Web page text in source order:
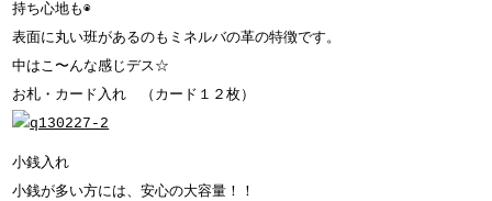
持ち心地も◉
表面に丸い班があるのもミネルバの革の特徴です。
中はこ〜んな感じデス☆
お札・カード入れ （カード１２枚）
小銭入れ
小銭が多い方には、安心の大容量！！